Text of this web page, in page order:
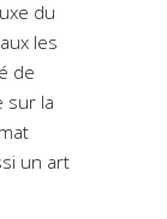
du
les
de
sur la
un art